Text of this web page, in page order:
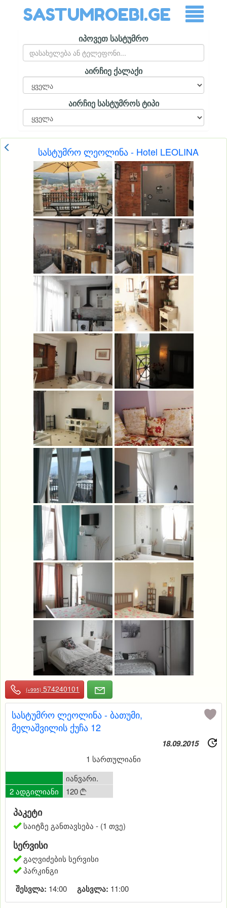
SASTUMROEBI.GE
იპოვეთ სასტუმრო
აირჩიე ქალაქი
აირჩიე სასტუმროს ტიპი
სასტუმრო ლეოლინა - Hotel LEOLINA
(+995) 574240101
სასტუმრო ლეოლინა - ბათუმი,
მელაშვილის ქუჩა 12
18.09.2015
1 სართულიანი
2 ადგილიანი
იანვარი.
120 
პაკეტი
საიტზე განთავსება - (1 თვე)
სერვისი
გაღვიძების სერვისი
პარკინგი
შესვლა: 14:00 გასვლა: 11:00